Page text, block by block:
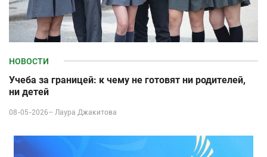
НОВОСТИ
Учеба за границей: к чему не готовят ни родителей,
ни детей
08-05-2026– Лаура Джакитова